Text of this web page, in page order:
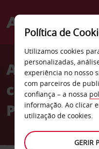
Welcome
AvisAluguer de
carros
Pérpignan-
Política de
Utilizamos cookies
personalizadas,
experiência no nosso
com parceiros de
confiança – a nossa
informação. Ao clicar
utilização de cookies.
GERIR